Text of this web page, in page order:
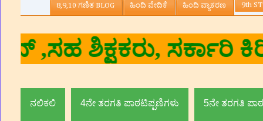
8,9,10 ಗಣಿತ BLOG ಹಿಂದಿ ವೇದಿಕೆ ಹಿಂದಿ ವ್ಯಾಕರಣ 9th
ನಲಿಕಲಿ 4ನೇ ತರಗತಿ ಪಾಠಟಿಪ್ಪಣಿಗಳು 5ನೇ ತರಗತಿ